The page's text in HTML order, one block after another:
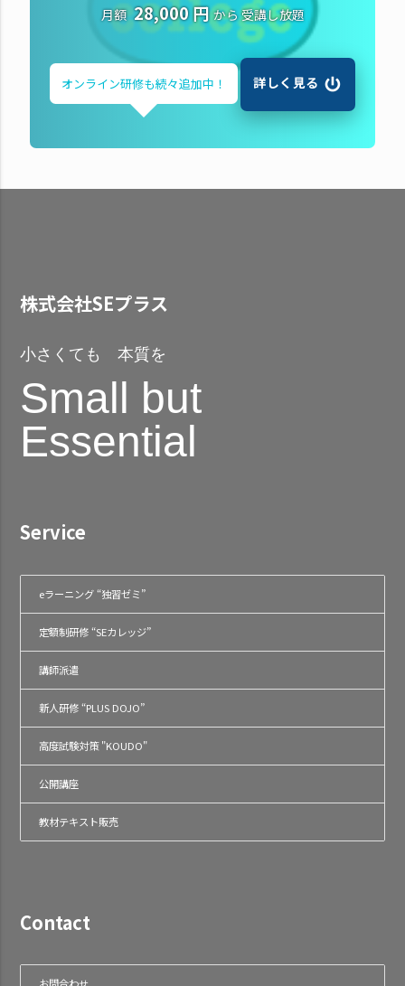
月額 28,000 円 から受講し放題
オンライン研修も続々追加中！ 詳しく見る
株式会社SEプラス
小さくても 本質を
Small but
Essential
Service
eラーニング “独習ゼミ”
定額制研修 “SEカレッジ”
講師派遣
新人研修 “PLUS DOJO”
高度試験対策 "KOUDO"
公開講座
教材テキスト販売
Contact